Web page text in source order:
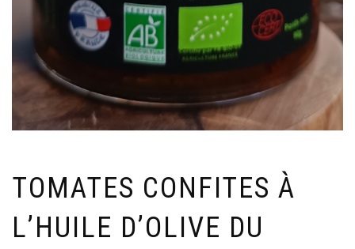
TOMATES CONFITES À
L’HUILE D’OLIVE DU